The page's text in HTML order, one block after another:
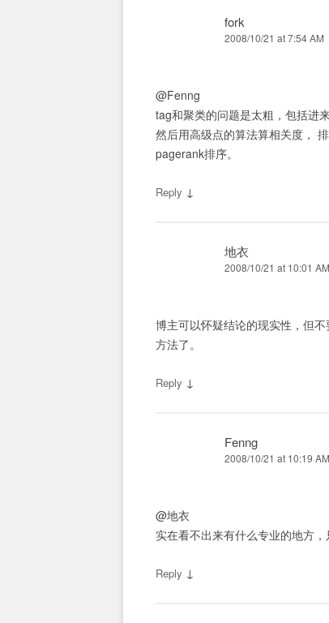
fork
2008/10/21 at 7:54 AM
@Fenng
tag和聚类的问题是太粗，包括进
然后用高级点的算法算相关度，
pagerank排序。
Reply ↓
地衣
2008/10/21 at 10:01 AM
博主可以怀疑结论的现实性，但
方法了。
Reply ↓
Fenng
2008/10/21 at 10:19 AM
@地衣
实在看不出来有什么专业的地方
Reply ↓